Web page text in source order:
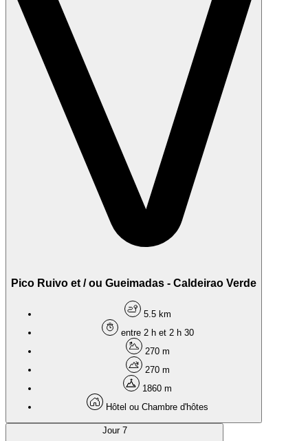
Pico Ruivo et / ou Gueimadas - Caldeirao Verde
5.5 km
entre 2 h et 2 h 30
270 m
270 m
1860 m
Hôtel ou Chambre d'hôtes
Jour 7